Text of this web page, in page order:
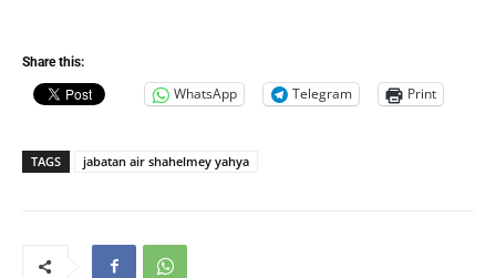
Share this:
WhatsApp Telegram Print
TAGS jabatan air shahelmey yahya